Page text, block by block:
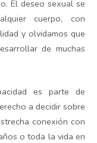
El deseo sexual se
cuerpo, con
y olvidamos que
de muchas
es parte de
a decidir sobre
conexión con
o toda la vida en